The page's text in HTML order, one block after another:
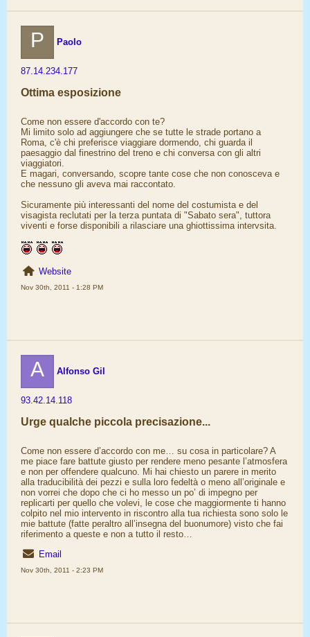
P Paolo
87.14.234.177
Ottima esposizione
Come non essere d'accordo con te?
Mi limito solo ad aggiungere che se tutte le strade portano a
Roma, c'è chi preferisce viaggiare dormendo, chi guarda il
paesaggio dal finestrino del treno e chi conversa con gli altri
viaggiatori.
E magari, conversando, scopre tante cose che non conosceva e
che nessuno gli aveva mai raccontato.
Sicuramente più interessanti del nome del costumista e del
visagista reclutati per la terza puntata di "Sabato sera", tuttora
viventi e forse disponibili a rilasciare una ghiottissima intervsita.
Website
Nov 30th, 2011 - 1:28 PM
A Alfonso Gil
93.42.14.118
Urge qualche piccola precisazione...
Come non essere d’accordo con me… su cosa in particolare? A
me piace fare battute giusto per rendere meno pesante l’atmosfera
e non per offendere qualcuno. Mi hai chiesto un parere in merito
alla traducibilità dei pezzi e sulla loro fedeltà o meno all’originale e
non vorrei che dopo che ci ho messo un po’ di impegno per
replicarti per quello che volevi, le cose che maggiormente ti hanno
colpito nel mio intervento in riscontro alla tua richiesta sono solo le
mie battute (fatte peraltro all’insegna del buonumore) visto che fai
riferimento a queste e non a tutto il resto…
Email
Nov 30th, 2011 - 2:23 PM